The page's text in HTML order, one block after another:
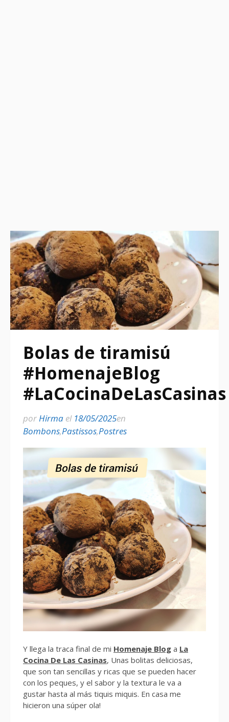
Bolas de tiramisú
#HomenajeBlog
#LaCocinaDeLasCasinas
porHirma el 18/05/2025en
Bombons,Pastissos,Postres
Y llega la traca final de mi Homenaje Blog a La
Cocina De Las Casinas, Unas bolitas deliciosas,
que son tan sencillas y ricas que se pueden hacer
con los peques, y el sabor y la textura le va a
gustar hasta al más tiquis miquis. En casa me
hicieron una súper ola!